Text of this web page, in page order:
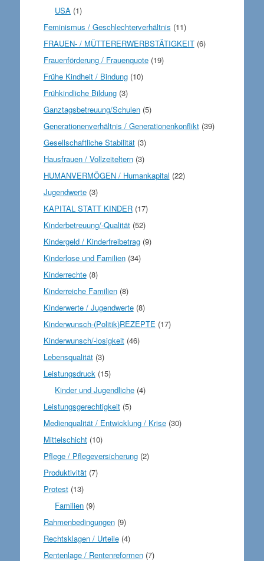
USA (1)
Feminismus / Geschlechterverhältnis (11)
FRAUEN- / MÜTTERERWERBSTÄTIGKEIT(6)
Frauenförderung / Frauenquote(19)
Frühe Kindheit / Bindung(10)
Frühkindliche Bildung(3)
Ganztagsbetreuung/Schulen(5)
Generationenverhältnis / Generationenkonflikt(39)
Gesellschaftliche Stabilität(3)
Hausfrauen / Vollzeiteltern(3)
HUMANVERMÖGEN / Humankapital (22)
Jugendwerte(3)
KAPITAL STATT KINDER(17)
Kinderbetreuung/-Qualität(52)
Kindergeld / Kinderfreibetrag(9)
Kinderlose und Familien(34)
Kinderrechte(8)
Kinderreiche Familien(8)
Kinderwerte / Jugendwerte(8)
Kinderwunsch-(Politik)REZEPTE (17)
Kinderwunsch/-losigkeit(46)
Lebensqualität(3)
Leistungsdruck (15)
Kinder und Jugendliche (4)
Leistungsgerechtigkeit(5)
Medienqualität / Entwicklung / Krise(30)
Mittelschicht(10)
Pflege / Pflegeversicherung(2)
Produktivität(7)
Protest(13)
Familien (9)
Rahmenbedingungen(9)
Rechtsklagen / Urteile(4)
Rentenlage / Rentenreformen(7)